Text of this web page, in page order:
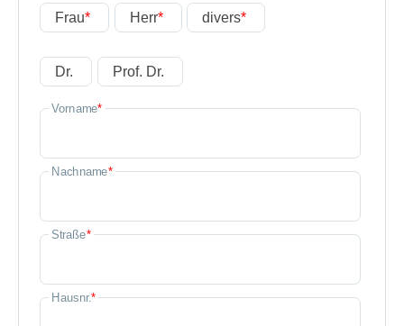
Frau* Herr* divers*
Dr. Prof. Dr.
Vorname*
Nachname*
Straße*
Hausnr.*